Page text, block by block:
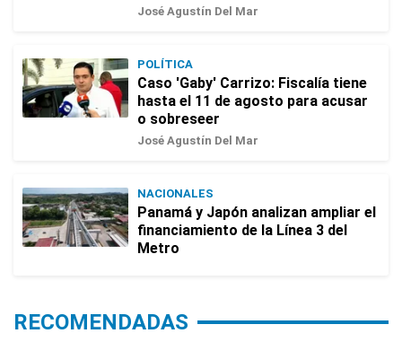
José Agustín Del Mar
POLÍTICA
Caso 'Gaby' Carrizo: Fiscalía tiene
hasta el 11 de agosto para acusar
o sobreseer
José Agustín Del Mar
NACIONALES
Panamá y Japón analizan ampliar el
financiamiento de la Línea 3 del
Metro
RECOMENDADAS